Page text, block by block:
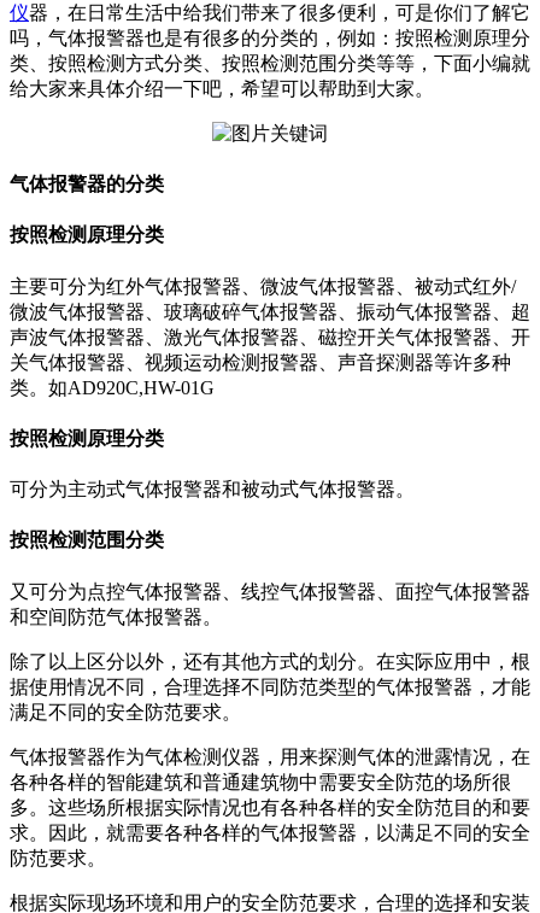
仪器，在日常生活中给我们带来了很多便利，可是你们了解它
吗，气体报警器也是有很多的分类的，例如：按照检测原理分
类、按照检测方式分类、按照检测范围分类等等，下面小编就
给大家来具体介绍一下吧，希望可以帮助到大家。
气体报警器的分类
按照检测原理分类
主要可分为红外气体报警器、微波气体报警器、被动式红外/
微波气体报警器、玻璃破碎气体报警器、振动气体报警器、超
声波气体报警器、激光气体报警器、磁控开关气体报警器、开
关气体报警器、视频运动检测报警器、声音探测器等许多种
类。如AD920C,HW-01G
按照检测原理分类
可分为主动式气体报警器和被动式气体报警器。
按照检测范围分类
又可分为点控气体报警器、线控气体报警器、面控气体报警器
和空间防范气体报警器。
除了以上区分以外，还有其他方式的划分。在实际应用中，根
据使用情况不同，合理选择不同防范类型的气体报警器，才能
满足不同的安全防范要求。
气体报警器作为气体检测仪器，用来探测气体的泄露情况，在
各种各样的智能建筑和普通建筑物中需要安全防范的场所很
多。这些场所根据实际情况也有各种各样的安全防范目的和要
求。因此，就需要各种各样的气体报警器，以满足不同的安全
防范要求。
根据实际现场环境和用户的安全防范要求，合理的选择和安装